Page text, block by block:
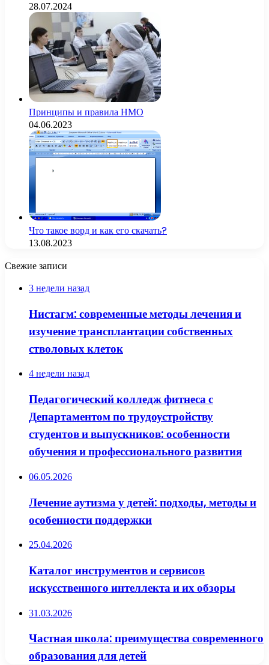
28.07.2024
Принципы и правила НМО
04.06.2023
Что такое ворд и как его скачать?
13.08.2023
Свежие записи
3 недели назад
Нистагм: современные методы лечения и
изучение трансплантации собственных
стволовых клеток
4 недели назад
Педагогический колледж фитнеса с
Департаментом по трудоустройству
студентов и выпускников: особенности
обучения и профессионального развития
06.05.2026
Лечение аутизма у детей: подходы, методы и
особенности поддержки
25.04.2026
Каталог инструментов и сервисов
искусственного интеллекта и их обзоры
31.03.2026
Частная школа: преимущества современного
образования для детей